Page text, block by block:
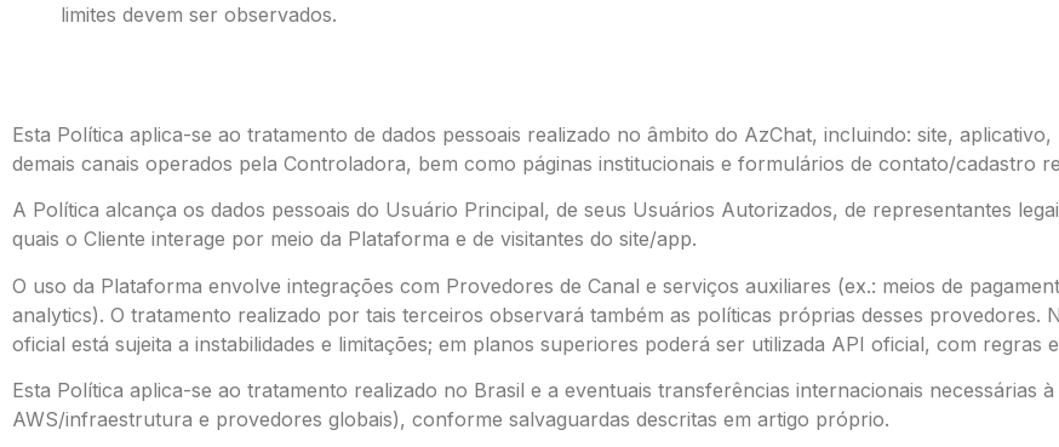
limites devem ser observados.
Esta Política aplica-se ao tratamento de dados pessoais realizado no âmbito do AzChat, incluindo: site,
demais canais operados pela Controladora, bem como páginas institucionais e formulários de contato/cadastro
A Política alcança os dados pessoais do Usuário Principal, de seus Usuários Autorizados, de representantes
quais o Cliente interage por meio da Plataforma e de visitantes do site/app.
O uso da Plataforma envolve integrações com Provedores de Canal e serviços auxiliares (ex.: meios de
analytics). O tratamento realizado por tais terceiros observará também as políticas próprias desses provedores.
oficial está sujeita a instabilidades e limitações; em planos superiores poderá ser utilizada API oficial, com regras
Esta Política aplica-se ao tratamento realizado no Brasil e a eventuais transferências internacionais necessárias
AWS/infraestrutura e provedores globais), conforme salvaguardas descritas em artigo próprio.